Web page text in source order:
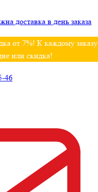
доставка в день заказа
от 7%! К каждому заказу
или скидка!
46